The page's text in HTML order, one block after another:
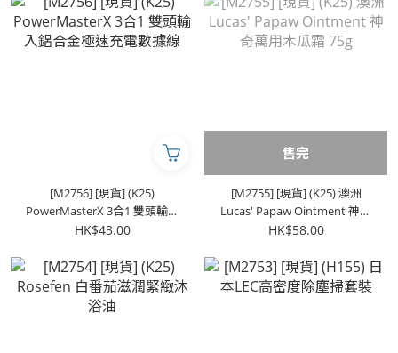
[M2756] [現貨] (K25)
PowerMasterX 3合1 雙頭輸入
鋁合金極速充電數據線
HK$43.00
售完
[M2755] [現貨] (K25) 澳洲
Lucas' Papaw Ointment 神奇
萬用木瓜霜 75g
HK$58.00